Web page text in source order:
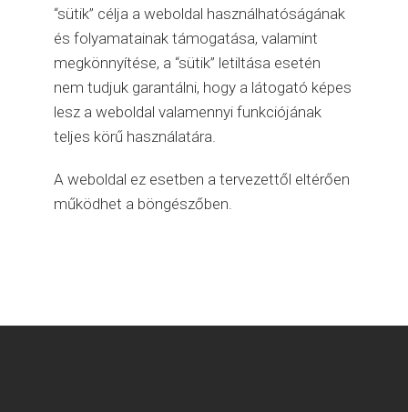
“sütik” célja a weboldal használhatóságának
és folyamatainak támogatása, valamint
megkönnyítése, a “sütik” letiltása esetén
nem tudjuk garantálni, hogy a látogató képes
lesz a weboldal valamennyi funkciójának
teljes körű használatára.
A weboldal ez esetben a tervezettől eltérően
működhet a böngészőben.